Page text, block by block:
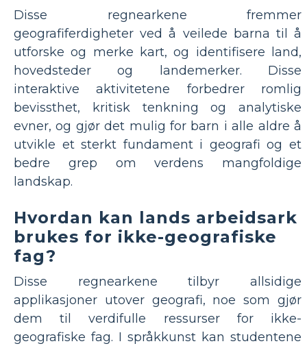
Disse regnearkene fremmer
geografiferdigheter ved å veilede barna til å
utforske og merke kart, og identifisere land,
hovedsteder og landemerker. Disse
interaktive aktivitetene forbedrer romlig
bevissthet, kritisk tenkning og analytiske
evner, og gjør det mulig for barn i alle aldre å
utvikle et sterkt fundament i geografi og et
bedre grep om verdens mangfoldige
landskap.
Hvordan kan lands arbeidsark
brukes for ikke-geografiske
fag?
Disse regnearkene tilbyr allsidige
applikasjoner utover geografi, noe som gjør
dem til verdifulle ressurser for ikke-
geografiske fag. I språkkunst kan studentene